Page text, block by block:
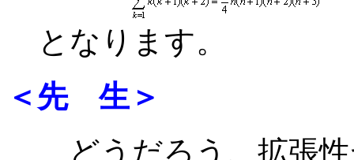
となります。
＜先 生＞
どうだろう、拡張